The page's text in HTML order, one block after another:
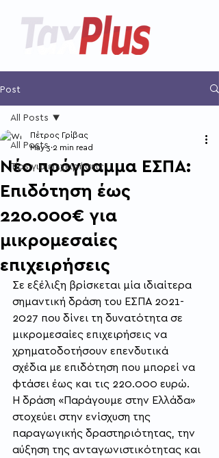
Post
All Posts
Tips για επιχειρήσεις
All Posts
Νέο πρόγραμμα ΕΣΠΑ:
Επιδότηση έως
220.000€ για
μικρομεσαίες
επιχειρήσεις
Πέτρος Γρίβας
May 3 2 min read
Σε εξέλιξη βρίσκεται μία ιδιαίτερα
σημαντική δράση του ΕΣΠΑ 2021-
2027 που δίνει τη δυνατότητα σε
μικρομεσαίες επιχειρήσεις να
χρηματοδοτήσουν επενδυτικά
σχέδια με επιδότηση που μπορεί να
φτάσει έως και τις 220.000 ευρώ.
Η δράση «Παράγουμε στην Ελλάδα»
στοχεύει στην ενίσχυση της
παραγωγικής δραστηριότητας, την
αύξηση της ανταγωνιστικότητας και